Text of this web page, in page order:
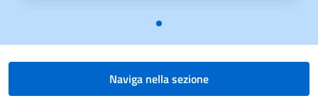
Naviga nella sezione